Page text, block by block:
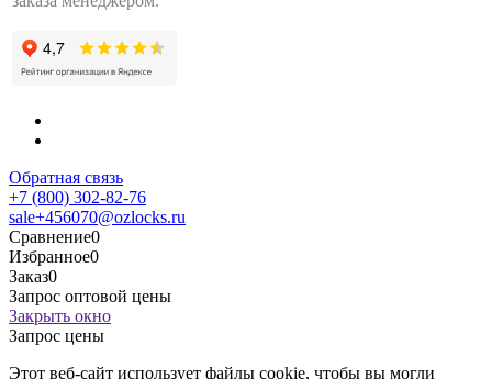
Обратная связь
+7 (800) 302-82-76
sale+456070@ozlocks.ru
Сравнение0
Избранное0
Заказ0
Запрос оптовой цены
Закрыть окно
Запрос цены
Этот веб-сайт использует файлы cookie, чтобы вы могли